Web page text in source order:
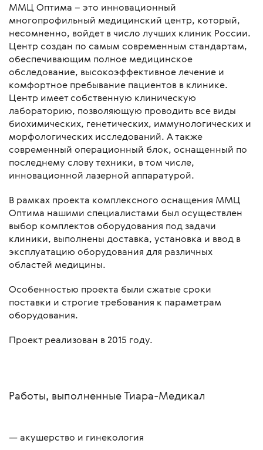
ММЦ Оптима – это инновационный
многопрофильный медицинский центр, который,
несомненно, войдет в число лучших клиник России.
Центр создан по самым современным стандартам,
обеспечивающим полное медицинское
обследование, высокоэффективное лечение и
комфортное пребывание пациентов в клинике.
Центр имеет собственную клиническую
лабораторию, позволяющую проводить все виды
биохимических, генетических, иммунологических и
морфологических исследований. А также
современный операционный блок, оснащенный по
последнему слову техники, в том числе,
инновационной лазерной аппаратурой.
В рамках проекта комплексного оснащения ММЦ
Оптима нашими специалистами был осуществлен
выбор комплектов оборудования под задачи
клиники, выполнены доставка, установка и ввод в
эксплуатацию оборудования для различных
областей медицины.
Особенностью проекта были сжатые сроки
поставки и строгие требования к параметрам
оборудования.
Проект реализован в 2015 году.
Работы, выполненные Тиара-Медикал
акушерство и гинекология